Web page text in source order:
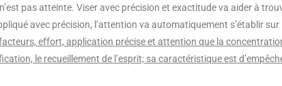
pas atteinte. Viser avec précision et exactitude va aider à
avec précision, l’attention va automatiquement s’établir sur
facteurs, effort, application précise et attention que la
le recueillement de l’esprit; sa caractéristique est